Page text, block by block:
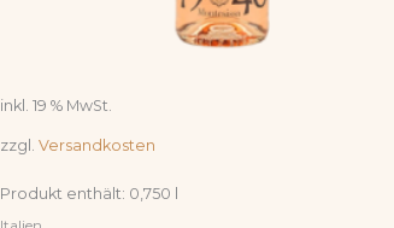
inkl. 19 % MwSt.
zzgl.Versandkosten
Produkt enthält: 0,750 l